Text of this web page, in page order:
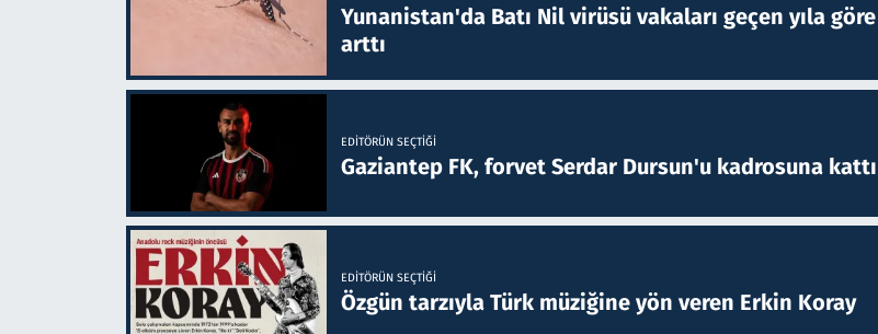
Yunanistan'da Batı Nil virüsü vakaları geçen yıla göre
arttı
EDITÖRÜN SEÇTIĞI
Gaziantep FK, forvet Serdar Dursun'u kadrosuna kattı
EDITÖRÜN SEÇTIĞI
Özgün tarzıyla Türk müziğine yön veren Erkin Koray